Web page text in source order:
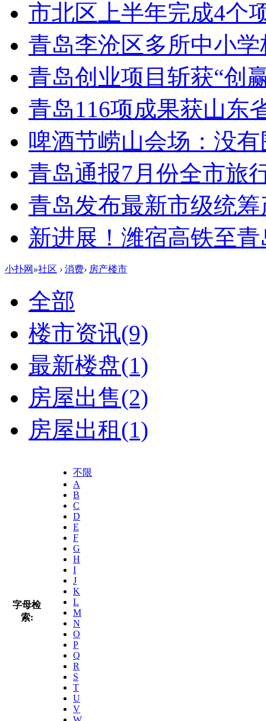
市北区上半年完成4个
青岛李沧区多所中小
青岛创业项目斩获“创
青岛116项成果获山东
啤酒节崂山会场：没有
青岛通报7月份全市旅
青岛发布最新市级统
新进展！潍宿高铁至
小扑网 »社区 › 消费› 房产楼市
全部
楼市资讯(9)
最新楼盘(1)
房屋出售(2)
房屋出租(1)
字母检
索:
不限
A
B
C
D
E
F
G
H
I
J
K
L
M
N
O
P
Q
R
S
T
U
V